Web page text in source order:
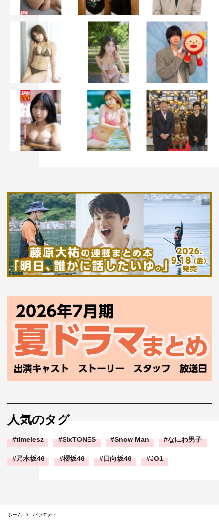
人気のタグ
timelesz SixTONES Snow Man なにわ男子
乃木坂46 櫻坂46 日向坂46 JO1
ホーム
バラエティ